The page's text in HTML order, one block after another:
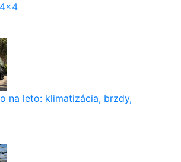
na leto: klimatizácia, brzdy,